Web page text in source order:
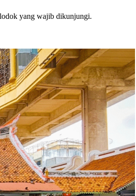
yang wajib dikunjungi.